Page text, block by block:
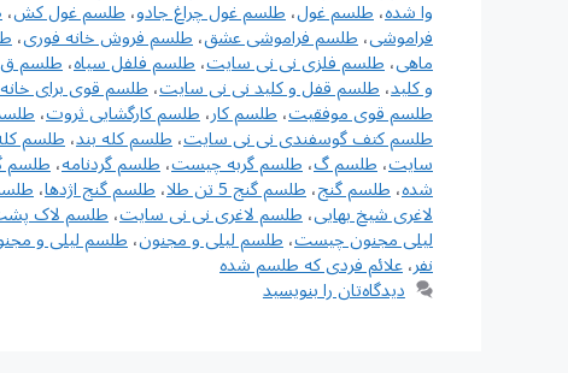
وا شده،طلسم غول،طلسم غول چراغ جادو،طلسم غول کش،
فراموشی،طلسم فراموشی عشق،طلسم فروش خانه فوری،
ماهی،طلسم فلزی نی نی سایت،طلسم فلفل سیاه،طلسم ق
و کلید،طلسم قفل و کلید نی نی سایت،طلسم قوی برای
طلسم قوی موفقیت،طلسم کار،طلسم کارگشایی ثروت،
طلسم کتف گوسفندی نی نی سایت،طلسم کله بند،طلسم
سایت،طلسم گ،طلسم گربه چیست،طلسم گردنامه،طلسم
شده،طلسم گنج،طلسم گنج 5 تن طلا ،طلسم گنج اژدها،
لاغری شیخ بهایی،طلسم لاغری نی نی سایت،طلسم لاک
لیلی مجنون چیست،طلسم لیلی و مجنون،طلسم لیلی و
نفر،علائم فردی که طلسم شده
دیدگاه‌تان را بنویسید